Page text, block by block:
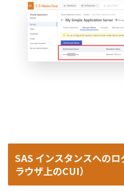
SAS インスタンスへの
ラウザ上のCUI）